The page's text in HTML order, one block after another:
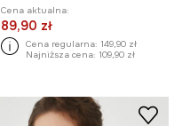
Cena aktualna:
89,90 zł
Cena regularna: 149,90 zł
Najniższa cena: 109,90 zł